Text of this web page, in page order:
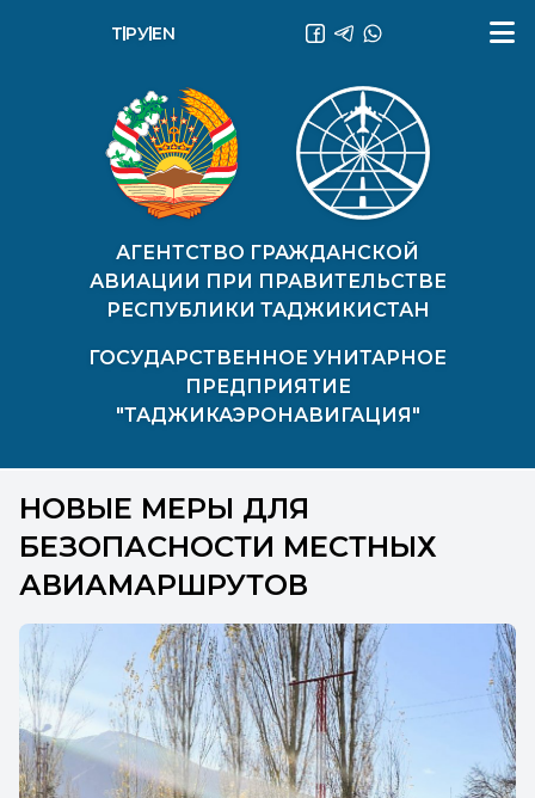
АГЕНТСТВО ГРАЖДАНСКОЙ
АВИАЦИИ ПРИ ПРАВИТЕЛЬСТВЕ
РЕСПУБЛИКИ ТАДЖИКИСТАН
ГОСУДАРСТВЕННОЕ УНИТАРНОЕ
ПРЕДПРИЯТИЕ
"ТАДЖИКАЭРОНАВИГАЦИЯ"
ТҶ РУEN
НОВЫЕ МЕРЫ ДЛЯ
БЕЗОПАСНОСТИ МЕСТНЫХ
АВИАМАРШРУТОВ